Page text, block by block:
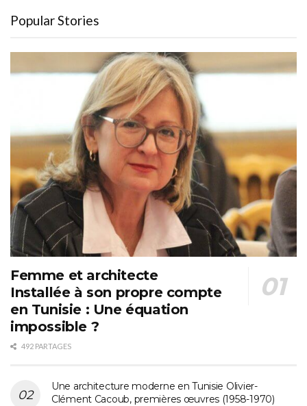
Popular Stories
Femme et architecte
Installée à son propre compte
en Tunisie : Une équation
impossible ?
492 PARTAGES
Une architecture moderne en Tunisie Olivier-
Clément Cacoub, premières œuvres (1958-1970)